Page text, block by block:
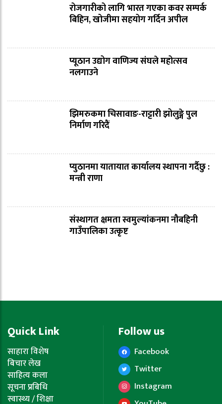
रोजगारीको लागि भारत गएका कवर सम्पर्क
बिहिन, खोजीमा सहयोग गर्दिन अपील
प्यूठान उद्योग वाणिज्य संघले महोत्सव
नलगाउने
झिमरुकमा चिसावाङ-राट्टारी झोलुङ्गे पुल
निर्माण गरिदैं
प्युठानमा यातायात कार्यालय स्थापना गर्दैछु :
मन्त्री राणा
संस्थागत क्षमता स्वमुल्यांकनमा नौबहिनी
गाउँपालिका उत्कृष्ट
Quick Link
साहारा विशेष
बिचार लेख
साहित्य कला
सूचना प्रबिधि
स्वास्थ्य / शिक्षा
Follow us
Facebook
Twitter
Instagram